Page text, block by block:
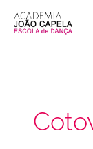
para